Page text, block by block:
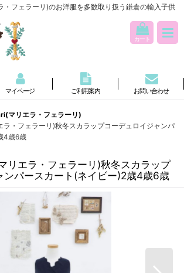
・フェラーリ)のお洋服を多数取り扱う鎌倉の輸入子供
カート
マイページ ご利用案内 お問い合わせ
マリエラ・フェラーリ)
・フェラーリ)秋冬スカラップコーデュロイジャンパ
4歳6歳
リエラ・フェラーリ)秋冬スカラップ
ンパースカート(ネイビー)2歳4歳6歳